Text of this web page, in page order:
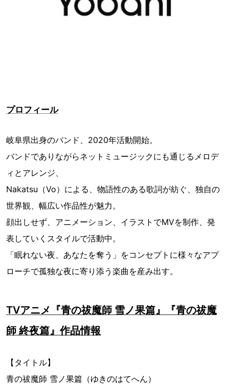
プロフィール
岐阜県出身のバンド、2020年活動開始。
バンドでありながらネットミュージックにも通じるメロデ
ィとアレンジ、
Nakatsu（Vo）による、物語性のある歌詞が紡ぐ、独自の
世界観、幅広い作品性が魅力。
顔出しせず、アニメーション、イラストでMVを制作、発
表していくスタイルで活動中。
「眠れない夜、あなたを奪う」をコンセプトに様々なアプ
ローチで孤独な夜に寄り添う楽曲を産み出す。
TVアニメ『青の祓魔師 雪ノ果篇』『青の祓魔
師 終夜篇』作品情報
【タイトル】
青の祓魔師 雪ノ果篇（ゆきのはてへん）